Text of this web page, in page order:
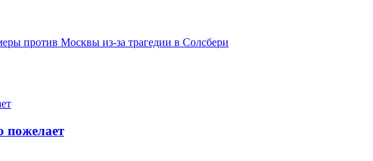
против Москвы из-за трагедии в Солсбери
пожелает